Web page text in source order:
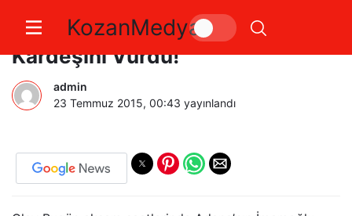
KozanMedya
Cinnet Geçirdi Babasını Ve
Kardeşini Vurdu!
admin
23 Temmuz 2015, 00:43 yayınlandı